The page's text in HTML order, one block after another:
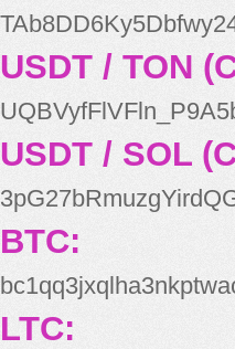
USDT / TON
USDT / SOL
BTC:
LTC: